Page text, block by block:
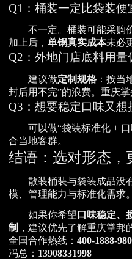
Q1：桶装一定比袋装便
不一定。桶装可能采购
加上后， 单锅真实成本未必
Q2：外地门店底料用量
建议做定制规格：按当
封后用不完”的浪费。重庆掌
Q3：想要稳定口味又想
可以做“袋装标准化 +
合当地客群。
结语：选对形态，
散装桶装与袋装成品没
模、管理能力与标准化需求。
如果你希望 口味稳定、
制 ，建议优先了解重庆掌邦
全国合作热线： 400-1888-980
冯总： 13908331998